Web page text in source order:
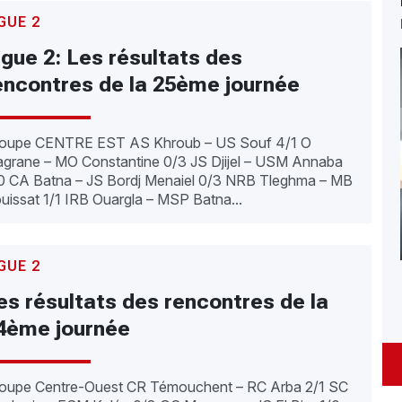
2
2: Les résultats des
de la 25ème journée
CENTRE EST AS Khroub – US Souf 4/1 O
– MO Constantine 0/3 JS Djijel – USM Annaba
CA Batna – JS Bordj Menaiel 0/3 NRB Tleghma – MB
1/1 IRB Ouargla – MSP Batna...
2
résultats des rencontres de la
journée
Centre-Ouest CR Témouchent – RC Arba 2/1 SC